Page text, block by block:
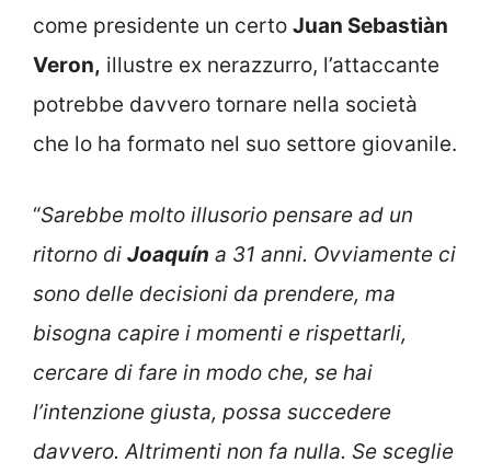
come presidente un certo Juan Sebastiàn
Veron, illustre ex nerazzurro, l’attaccante
potrebbe davvero tornare nella società
che lo ha formato nel suo settore giovanile.
“Sarebbe molto illusorio pensare ad un
ritorno di Joaquín a 31 anni. Ovviamente ci
sono delle decisioni da prendere, ma
bisogna capire i momenti e rispettarli,
cercare di fare in modo che, se hai
l’intenzione giusta, possa succedere
davvero. Altrimenti non fa nulla. Se sceglie